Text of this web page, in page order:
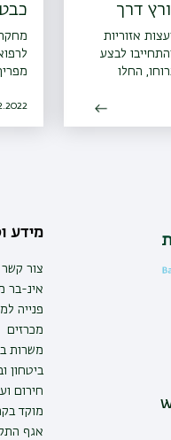
דרך
אזוריות
לבצע
החלו
נכונות
מידע
צור קשר
אינ-בר
פנייה
מכרזים
משרות
ביטחון
חירום
מוקד
אגף